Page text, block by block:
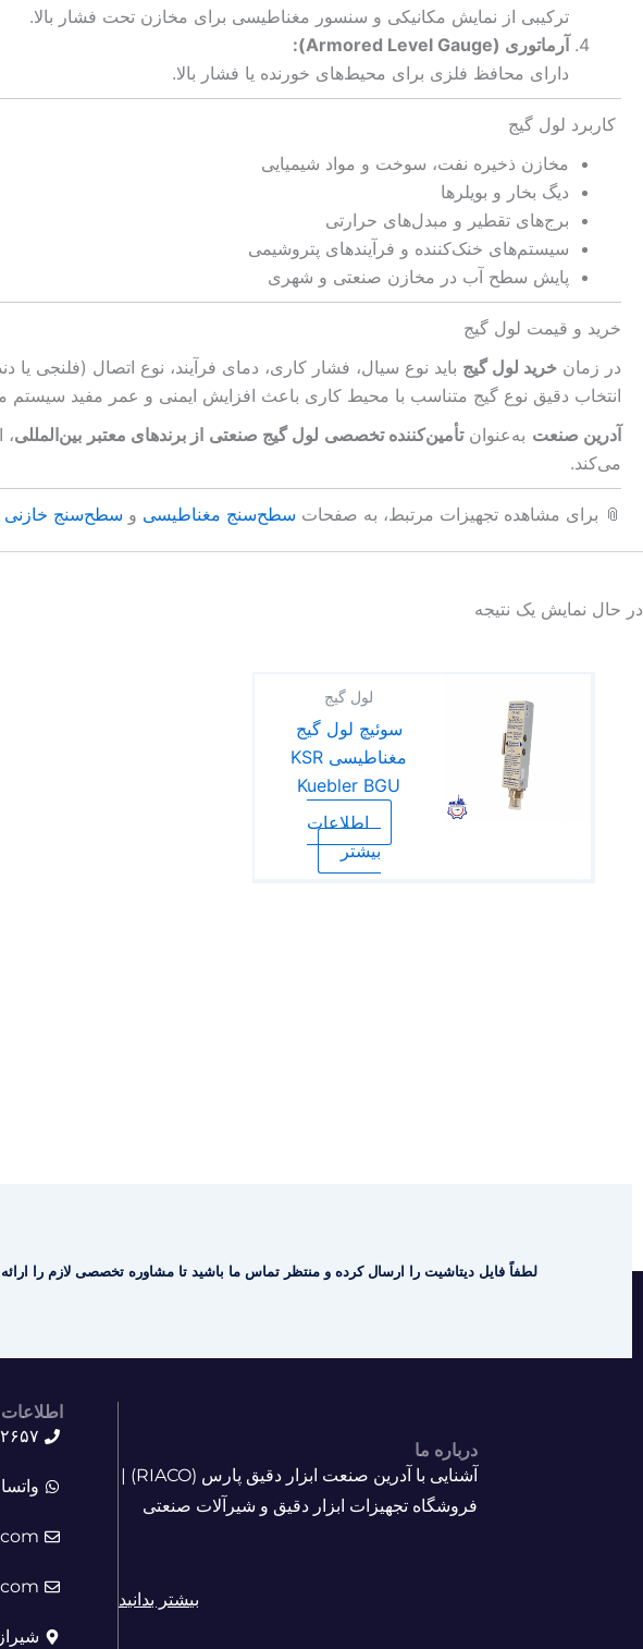
ترکیبی از نمایش مکانیکی و سنسور مغناطیسی برای مخازن تحت فشار بالا.
آرماتوری (Armored Level Gauge):
دارای محافظ فلزی برای محیط‌های خورنده یا فشار بالا.
کاربرد لول گیج
مخازن ذخیره نفت، سوخت و مواد شیمیایی
دیگ بخار و بویلرها
برج‌های تقطیر و مبدل‌های حرارتی
سیستم‌های خنک‌کننده و فرآیندهای پتروشیمی
پایش سطح آب در مخازن صنعتی و شهری
خرید و قیمت لول گیج
در زمان خرید لول گیج باید نوع سیال، فشار کاری، دمای فرآیند، نوع اتصال (فلنجی
انتخاب دقیق نوع گیج متناسب با محیط کاری باعث افزایش ایمنی و عمر مفید سیستم
آدرین صنعت به‌عنوانتأمین‌کننده تخصصی لول گیج صنعتی از برندهای معتبر بین‌المللی،
می‌کند.
📎 برای مشاهده تجهیزات مرتبط، به صفحات سطح‌سنج مغناطیسی و سطح‌سنج خازنی
در حال نمایش یک نتیجه
لول گیج
سوئیچ لول گیج
مغناطیسی KSR
Kuebler BGU
اطلاعات
بیشتر
لطفاً فایل دیتاشیت را ارسال کرده و منتظر تماس ما باشید تا مشاوره تخصصی لازم را
درباره ما
آشنایی با آدرین صنعت ابزار دقیق پارس (RIACO) |
فروشگاه تجهیزات ابزار دقیق و شیرآلات صنعتی
بیشتر بدانید
۳۷۷۳۲۶۵۷ |
واتساپ